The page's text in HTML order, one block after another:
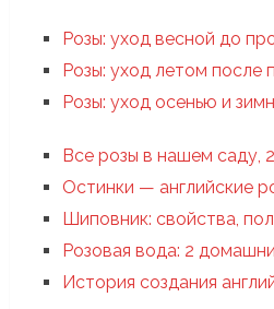
Розы: уход весной до
Розы: уход летом после
Розы: уход осенью и
Все розы в нашем саду,
Остинки — английские
Шиповник: свойства,
Розовая вода: 2
История создания